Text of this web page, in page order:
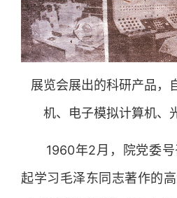
展览会展出的科研产品，
机、电子模拟计算机、
1960年2月，院党委
起学习毛泽东同志著作的